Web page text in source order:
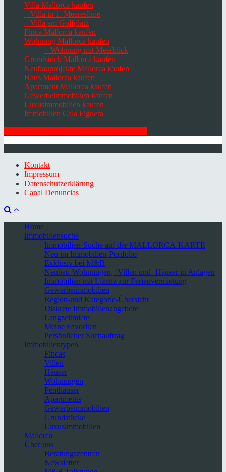
Villa Mallorca kaufen
– Villa in 1. Meereslinie
– Villa am Golfplatz
Finca Mallorca kaufen
Wohnung Mallorca kaufen
– Wohnung mit Meerblick
Grundstück Mallorca kaufen
Neubauprojekte Mallorca kaufen
Haus Mallorca kaufen
Apartment Mallorca kaufen
Gewerbeimmobilien kaufen
Luxusimmobilien kaufen
Immobilien Cala Figuera
Kontakt
Impressum
Datenschutzerklärung
Canal Denuncias
Home
Immobiliensuche
Immobilien-Suche auf der MALLORCA-KARTE
Neu im Immobilien-Portfolio
Exklusiv bei M&B
Neubau-Wohnungen, -Villen und -Häuser in Anlagen
Immobilien mit Lizenz zur Ferienvermietung
Gewerbeimmobilien
Region-und Kategorie-Übersicht
Diskrete Immobilienangebote
Langzeitmiete
Meine Favoriten
Persönlicher Suchauftrag
Immobilientypen
Fincas
Villen
Häuser
Wohnungen
Penthäuser
Apartments
Gewerbeimmobilien
Grundstücke
Luxusimmobilien
Mallorca
Über uns
Beratungszentren
Newsletter